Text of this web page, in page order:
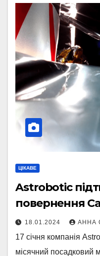
ЦІКАВЕ
Astrobotic
повернення
18.01.2024 АННА
17 січня компанія
місячний посадковий